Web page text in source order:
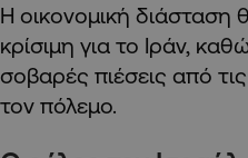
Η οικονομική διάσταση
κρίσιμη για το Ιράν,
σοβαρές πιέσεις από
τον πόλεμο.